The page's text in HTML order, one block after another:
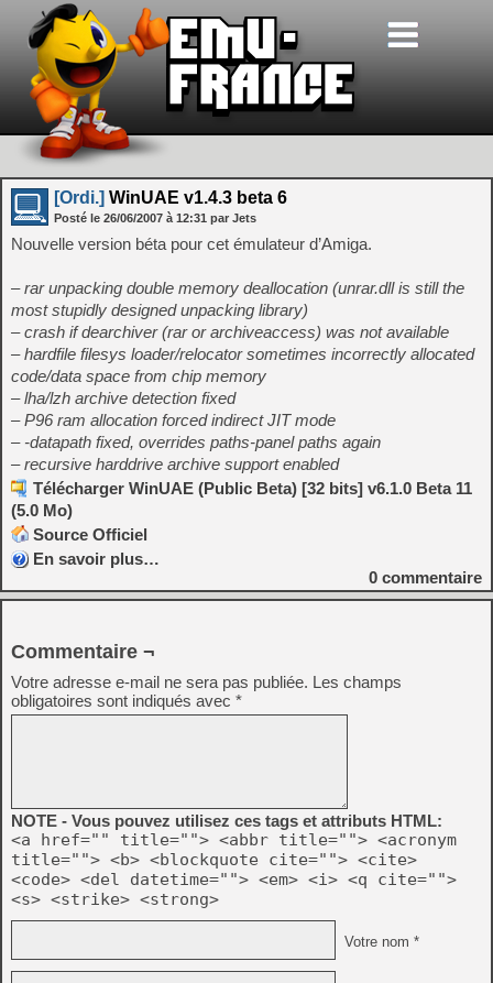
[Ordi.] WinUAE v1.4.3 beta 6
Posté le 26/06/2007 à 12:31 par Jets
Nouvelle version béta pour cet émulateur d’Amiga.
– rar unpacking double memory deallocation (unrar.dll is still the
most stupidly designed unpacking library)
– crash if dearchiver (rar or archiveaccess) was not available
– hardfile filesys loader/relocator sometimes incorrectly allocated
code/data space from chip memory
– lha/lzh archive detection fixed
– P96 ram allocation forced indirect JIT mode
– -datapath fixed, overrides paths-panel paths again
– recursive harddrive archive support enabled
Télécharger WinUAE (Public Beta) [32 bits] v6.1.0 Beta 11
(5.0 Mo)
Source Officiel
En savoir plus…
0 commentaire
Commentaire ¬
Votre adresse e-mail ne sera pas publiée. Les champs
obligatoires sont indiqués avec *
NOTE - Vous pouvez utilisez ces tags et attributs HTML:
<a href="" title=""> <abbr title=""> <acronym
title=""> <b> <blockquote cite=""> <cite>
<code> <del datetime=""> <em> <i> <q cite="">
<s> <strike> <strong>
Votre nom *